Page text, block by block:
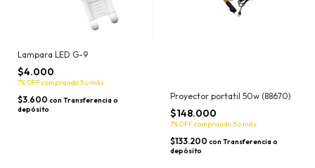
Lampara LED G-9
$4.000
7% OFFcomprando 5 o más
$3.600 con Transferencia o
depósito
Proyector portatil 50w (88670)
$148.000
7% OFFcomprando 5 o más
$133.200 con Transferencia o
depósito